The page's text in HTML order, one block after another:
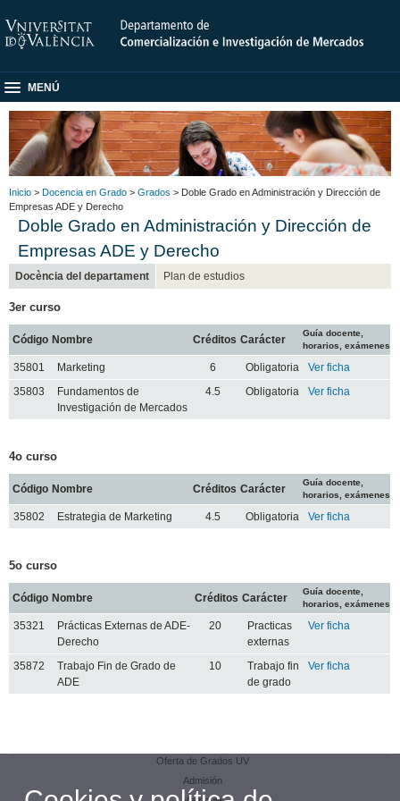
MENÚ
Inicio > Docencia en Grado > Grados > Doble Grado en Administración y Dirección de
Empresas ADE y Derecho
Doble Grado en Administración y Dirección de
Empresas ADE y Derecho
Docència del departament Plan de estudios
3er curso
Código Nombre Créditos Carácter
Guía docente,
horarios, exámenes
35801 Marketing 6 Obligatoria
Ver ficha
35803
Fundamentos de
Investigación de Mercados
4.5 Obligatoria Ver ficha
4o curso
Código Nombre Créditos Carácter
Guía docente,
horarios, exámenes
35802 Estrategia de Marketing 4.5 Obligatoria Ver ficha
5o curso
Código Nombre Créditos Carácter
Guía docente,
horarios, exámenes
35321
Prácticas Externas de ADE-
Derecho
20
Practicas
externas
Ver ficha
35872
Trabajo Fin de Grado de
ADE
10
Trabajo fin
de grado
Ver ficha
Oferta de Grados UV
Admisión